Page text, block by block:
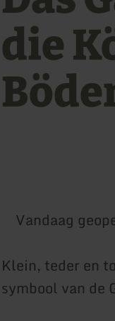
die
Vandaag
Klein, teder en
symbool van de